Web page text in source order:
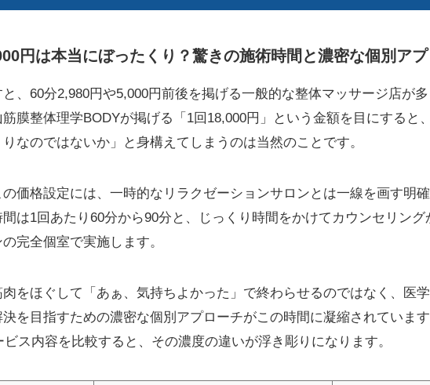
円は本当にぼったくり？驚きの施術時間と濃密な個別ア
、60分2,980円や5,000円前後を掲げる一般的な整体マッサージ店が
膜整体理学BODYが掲げる「1回18,000円」という金額を目にすると
りなのではないか」と身構えてしまうのは当然のことです。
の価格設定には、一時的なリラクゼーションサロンとは一線を画す明
は1回あたり60分から90分と、じっくり時間をかけてカウンセリン
完全個室で実施します。
をほぐして「あぁ、気持ちよかった」で終わらせるのではなく、医
を目指すための濃密な個別アプローチがこの時間に凝縮されていま
ビス内容を比較すると、その濃度の違いが浮き彫りになります。